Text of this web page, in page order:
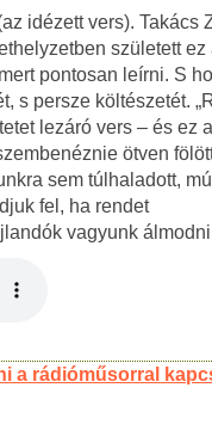
idézett vers). Takács
született ez
pontosan leírni. S
s persze költészetét.
lezáró vers – és ez
ötven
sem túlhaladott,
fel, ha rendet
vagyunk
a rádióműsorral